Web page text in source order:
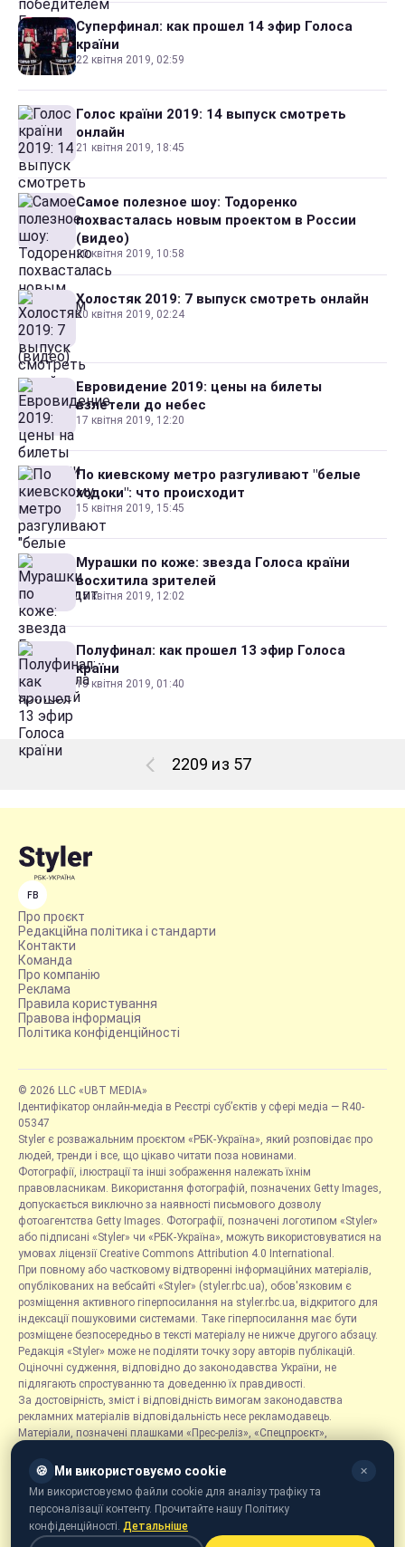
Суперфинал: как прошел 14 эфир Голоса
країни
22 квітня 2019, 02:59
Голос країни 2019: 14 выпуск смотреть
онлайн
21 квітня 2019, 18:45
Самое полезное шоу: Тодоренко
похвасталась новым проектом в России
(видео)
20 квітня 2019, 10:58
Холостяк 2019: 7 выпуск смотреть онлайн
20 квітня 2019, 02:24
Евровидение 2019: цены на билеты
взлетели до небес
17 квітня 2019, 12:20
По киевскому метро разгуливают "белые
ходоки": что происходит
15 квітня 2019, 15:45
Мурашки по коже: звезда Голоса країни
восхитила зрителей
15 квітня 2019, 12:02
Полуфинал: как прошел 13 эфир Голоса
країни
15 квітня 2019, 01:40
2209 из 57
FB
Про проєкт
Редакційна політика і стандарти
Контакти
Команда
Про компанію
Реклама
Правила користування
Правова інформація
Політика конфіденційності
© 2026 LLC «UBT MEDIA»
Ідентифікатор онлайн-медіа в Реєстрі суб’єктів у сфері медіа — R40-
05347
Styler є розважальним проєктом «РБК-Україна», який розповідає про
людей, тренди і все, що цікаво читати поза новинами.
Фотографії, ілюстрації та інші зображення належать їхнім
правовласникам. Використання фотографій, позначених Getty Images,
допускається виключно за наявності письмового дозволу
фотоагентства Getty Images. Фотографії, позначені логотипом «Styler»
або підписані «Styler» чи «РБК-Україна», можуть використовуватися на
умовах ліцензії Creative Commons Attribution 4.0 International.
При повному або частковому відтворенні інформаційних матеріалів,
опублікованих на вебсайті «Styler» (styler.rbc.ua), обов'язковим є
розміщення активного гіперпосилання на styler.rbc.ua, відкритого для
індексації пошуковими системами. Таке гіперпосилання має бути
розміщене безпосередньо в тексті матеріалу не нижче другого абзацу.
Редакція «Styler» може не поділяти точку зору авторів публікацій.
Оціночні судження, відповідно до законодавства України, не
підлягають спростуванню та доведенню їх правдивості.
За достовірність, зміст і відповідність вимогам законодавства
рекламних матеріалів відповідальність несе рекламодавець.
Матеріали, позначені плашками «Прес-реліз», «Спецпроєкт»,
розміщуються на правах реклами.
Рубрика «Новини компаній» є інформаційним форматом, що містить
новини, повідомлення та оголошення, пов'язані з діяльністю
компаній, і ґрунтується на інформації, наданій відповідними
компаніями. Редакція не несе відповідальності за достовірність такої
🍪 Ми використовуємо cookie ✕
Ми використовуємо файли cookie для аналізу трафіку та
персоналізації контенту. Прочитайте нашу Політику
конфіденційності. Детальніше